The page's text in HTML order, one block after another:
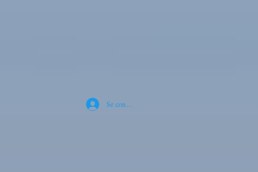
Se connecter